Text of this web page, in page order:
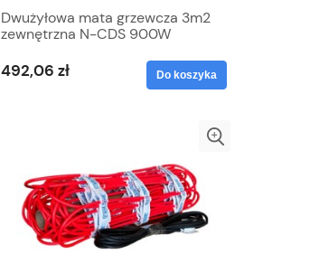
Dwużyłowa mata grzewcza 3m2
zewnętrzna N-CDS 900W
492,06 zł Do koszyka